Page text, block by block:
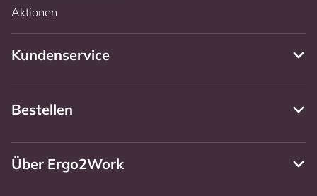
Aktionen
Kundenservice
Bestellen
Über Ergo2Work